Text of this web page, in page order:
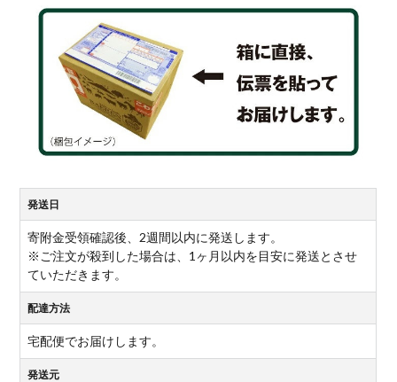
発送日
寄附金受領確認後、2週間以内に発送します。
※ご注文が殺到した場合は、1ヶ月以内を目安に発送とさせ
ていただきます。
配達方法
宅配便でお届けします。
発送元